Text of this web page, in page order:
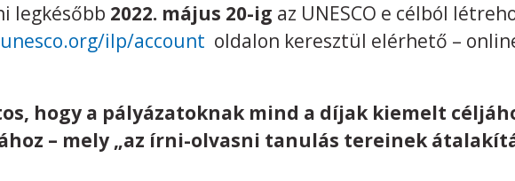
legkésőbb 2022. május 20-ig az UNESCO e célból
ilp/account oldalon keresztül elérhető –
hogy a pályázatoknak mind a díjak kiemelt
– mely „az írni-olvasni tanulás tereinek